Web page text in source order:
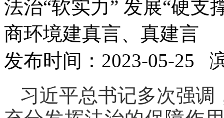
法治“软实力” 发展“硬支
商环境建真言、真建言
发布时间：2023-05-25
习近平总书记多次强调